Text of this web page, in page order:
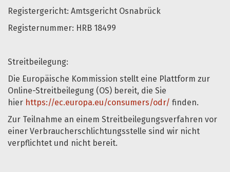
Registergericht: Amtsgericht Osnabrück
Registernummer: HRB 18499
Streitbeilegung:
Die Europäische Kommission stellt eine Plattform zur
Online-Streitbeilegung (OS) bereit, die Sie
hier https://ec.europa.eu/consumers/odr/ finden.
Zur Teilnahme an einem Streitbeilegungsverfahren vor
einer Verbraucherschlichtungsstelle sind wir nicht
verpflichtet und nicht bereit.